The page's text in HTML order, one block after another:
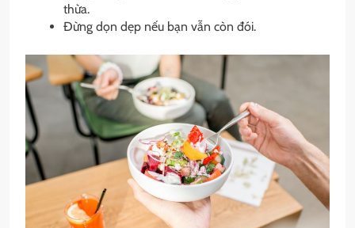
thừa.
Đừng dọn dẹp nếu bạn vẫn còn đói.